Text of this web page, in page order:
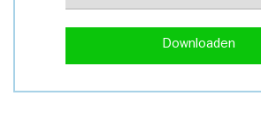
Downloaden